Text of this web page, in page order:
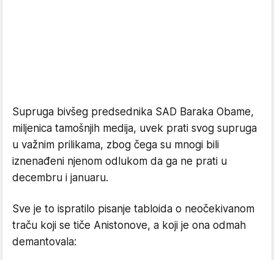
Supruga bivšeg predsednika SAD Baraka Obame,
miljenica tamošnjih medija, uvek prati svog supruga
u važnim prilikama, zbog čega su mnogi bili
iznenađeni njenom odlukom da ga ne prati u
decembru i januaru.
Sve je to ispratilo pisanje tabloida o neočekivanom
traču koji se tiče Anistonove, a koji je ona odmah
demantovala: